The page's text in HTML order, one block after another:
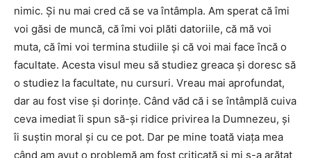
nimic. Și nu mai cred că se va întâmpla. Am sperat că îmi
voi găsi de muncă, că îmi voi plăti datoriile, că mă voi
muta, că îmi voi termina studiile și că voi mai face încă o
facultate. Acesta visul meu să studiez greaca și doresc să
o studiez la facultate, nu cursuri. Vreau mai aprofundat,
dar au fost vise și dorințe. Când văd că i se întâmplă cuiva
ceva imediat îi spun să-și ridice privirea la Dumnezeu, și
îi suștin moral și cu ce pot. Dar pe mine toată viața mea
când am avut o problemă am fost criticată și mi s-a arătat